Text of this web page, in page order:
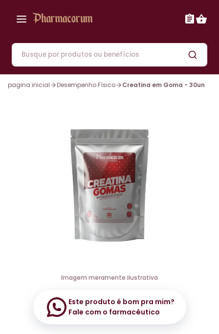
pagina inicial Desempenho Físico Creatina em Goma - 30un
Imagem meramente ilustrativa
Este produto é bom pra mim?
Fale com o farmacêutico